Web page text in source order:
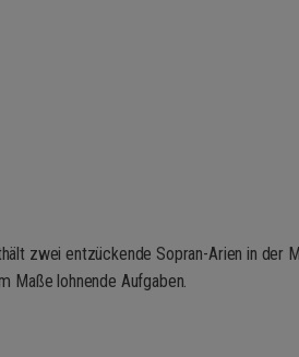
zwei entzückende Sopran-Arien in der
Maße lohnende Aufgaben.